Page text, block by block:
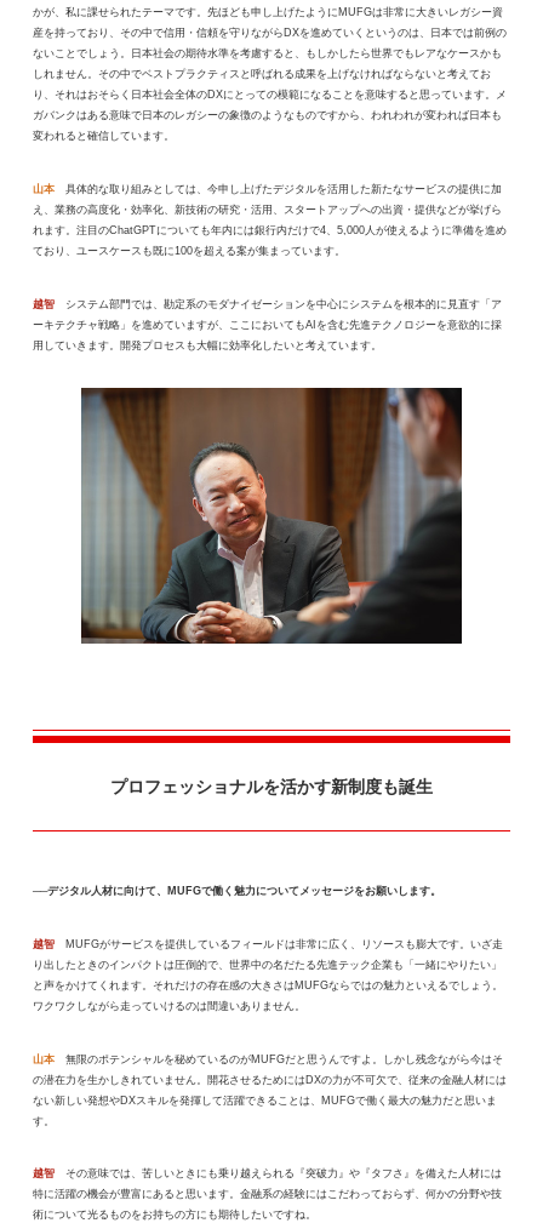
かが、私に課せられたテーマです。先ほども申し上げたようにMUFGは非常に大きいレガシー資
産を持っており、その中で信用・信頼を守りながらDXを進めていくというのは、日本では前例の
ないことでしょう。日本社会の期待水準を考慮すると、もしかしたら世界でもレアなケースかも
しれません。その中でベストプラクティスと呼ばれる成果を上げなければならないと考えてお
り、それはおそらく日本社会全体のDXにとっての模範になることを意味すると思っています。メ
ガバンクはある意味で日本のレガシーの象徴のようなものですから、われわれが変われば日本も
変われると確信しています。
山本具体的な取り組みとしては、今申し上げたデジタルを活用した新たなサービスの提供に加
え、業務の高度化・効率化、新技術の研究・活用、スタートアップへの出資・提供などが挙げら
れます。注目のChatGPTについても年内には銀行内だけで4、5,000人が使えるように準備を進め
ており、ユースケースも既に100を超える案が集まっています。
越智システム部門では、勘定系のモダナイゼーションを中心にシステムを根本的に見直す「ア
ーキテクチャ戦略」を進めていますが、ここにおいてもAIを含む先進テクノロジーを意欲的に採
用していきます。開発プロセスも大幅に効率化したいと考えています。
プロフェッショナルを活かす新制度も誕生
──デジタル人材に向けて、MUFGで働く魅力についてメッセージをお願いします。
越智MUFGがサービスを提供しているフィールドは非常に広く、リソースも膨大です。いざ走
り出したときのインパクトは圧倒的で、世界中の名だたる先進テック企業も「一緒にやりたい」
と声をかけてくれます。それだけの存在感の大きさはMUFGならではの魅力といえるでしょう。
ワクワクしながら走っていけるのは間違いありません。
山本無限のポテンシャルを秘めているのがMUFGだと思うんですよ。しかし残念ながら今はそ
の潜在力を生かしきれていません。開花させるためにはDXの力が不可欠で、従来の金融人材には
ない新しい発想やDXスキルを発揮して活躍できることは、MUFGで働く最大の魅力だと思いま
す。
越智その意味では、苦しいときにも乗り越えられる『突破力』や『タフさ』を備えた人材には
特に活躍の機会が豊富にあると思います。金融系の経験にはこだわっておらず、何かの分野や技
術について光るものをお持ちの方にも期待したいですね。